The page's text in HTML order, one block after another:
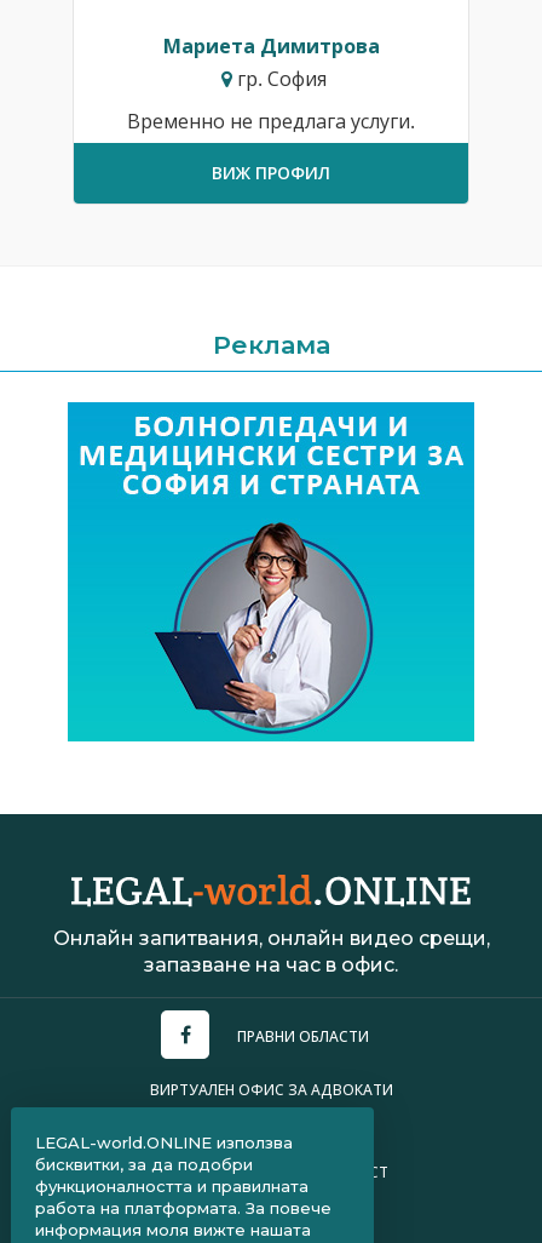
Мариета Димитрова
гр. София
Временно не предлага услуги.
ВИЖ ПРОФИЛ
Реклама
Онлайн запитвания, онлайн видео срещи,
запазване на час в офис.
ПРАВНИ ОБЛАСТИ
ВИРТУАЛЕН ОФИС ЗА АДВОКАТИ
ПОЛИТИКА ЗА ПОВЕРИТЕЛНОСТ
ЧЗВ ЗА КЛИЕНТИ
LEGAL-world.ONLINE използва
бисквитки, за да подобри
функционалността и правилната
работа на платформата. За повече
информация моля вижте нашата